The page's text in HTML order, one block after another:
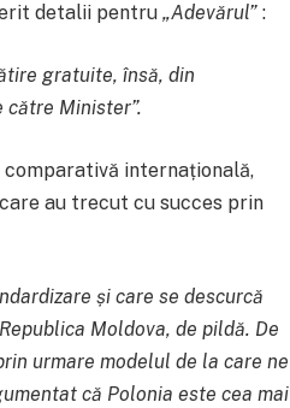
detalii pentru „Adevărul” :
gratuite, însă, din
Minister”.
internațională,
au trecut cu succes prin
și care se descurcă
Moldova, de pildă. De
urmare modelul de la care ne
că Polonia este cea mai